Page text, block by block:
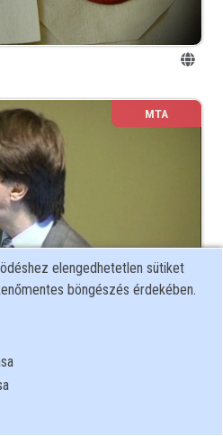
MTA
Matematikai Díj átadása
elengedhetetlen sütiket
böngészés érdekében.